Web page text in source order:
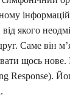
якого
Саме він
щось нове.
Response).